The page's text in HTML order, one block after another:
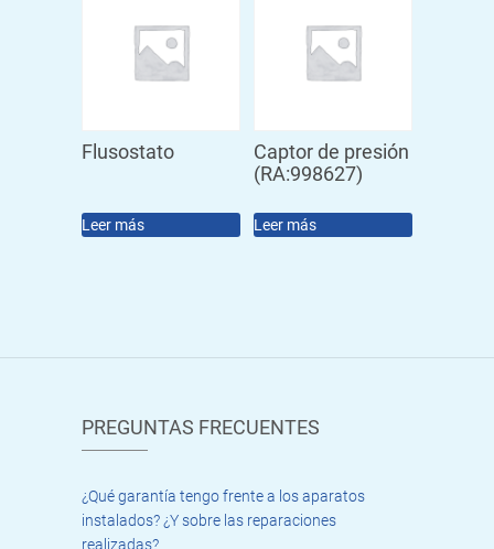
Flusostato
Leer más
Captor de presión
(RA:998627)
Leer más
PREGUNTAS FRECUENTES
¿Qué garantía tengo frente a los aparatos
instalados? ¿Y sobre las reparaciones
realizadas?